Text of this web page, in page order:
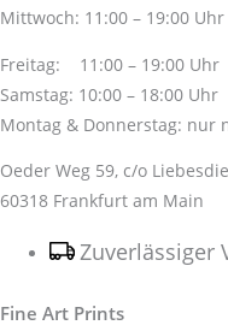
Mittwoch: 11:00 – 19:00 Uhr
Freitag: 11:00 – 19:00 Uhr
Samstag: 10:00 – 18:00 Uhr
Montag & Donnerstag: nur
Oeder Weg 59, c/o
60318 Frankfurt am Main
Zuverlässiger
Fine Art Prints